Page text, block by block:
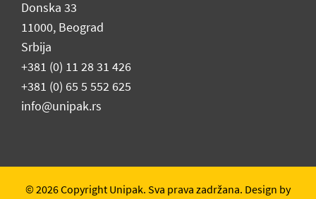
Donska 33
11000, Beograd
Srbija
+381 (0) 11 28 31 426
+381 (0) 65 5 552 625
info@unipak.rs
© 2026 Copyright Unipak. Sva prava zadržana. Design by